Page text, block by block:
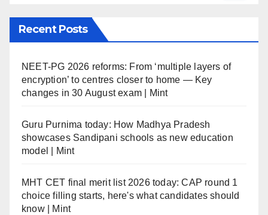
Recent Posts
NEET-PG 2026 reforms: From ‘multiple layers of
encryption’ to centres closer to home — Key
changes in 30 August exam | Mint
Guru Purnima today: How Madhya Pradesh
showcases Sandipani schools as new education
model | Mint
MHT CET final merit list 2026 today: CAP round 1
choice filling starts, here's what candidates should
know | Mint